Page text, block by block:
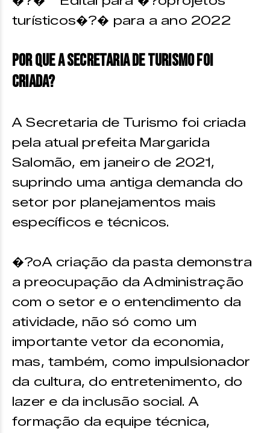
turísticos�?� para a ano 2022
Por que a Secretaria de Turismo foi
criada?
A Secretaria de Turismo foi criada
pela atual prefeita Margarida
Salomão, em janeiro de 2021,
suprindo uma antiga demanda do
setor por planejamentos mais
específicos e técnicos.
�?oA criação da pasta demonstra
a preocupação da Administração
com o setor e o entendimento da
atividade, não só como um
importante vetor da economia,
mas, também, como impulsionador
da cultura, do entretenimento, do
lazer e da inclusão social. A
formação da equipe técnica,